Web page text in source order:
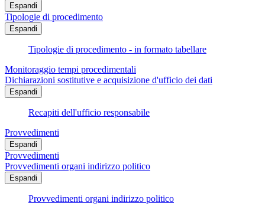
Espandi
Tipologie di procedimento
Espandi
Tipologie di procedimento - in formato tabellare
Monitoraggio tempi procedimentali
Dichiarazioni sostitutive e acquisizione d'ufficio dei dati
Espandi
Recapiti dell'ufficio responsabile
Provvedimenti
Espandi
Provvedimenti
Provvedimenti organi indirizzo politico
Espandi
Provvedimenti organi indirizzo politico